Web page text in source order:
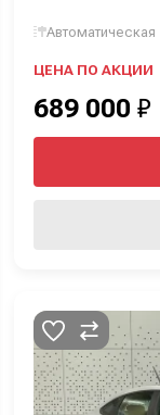
Автоматическая
ЦЕНА ПО АКЦИИ
689 000 ₽